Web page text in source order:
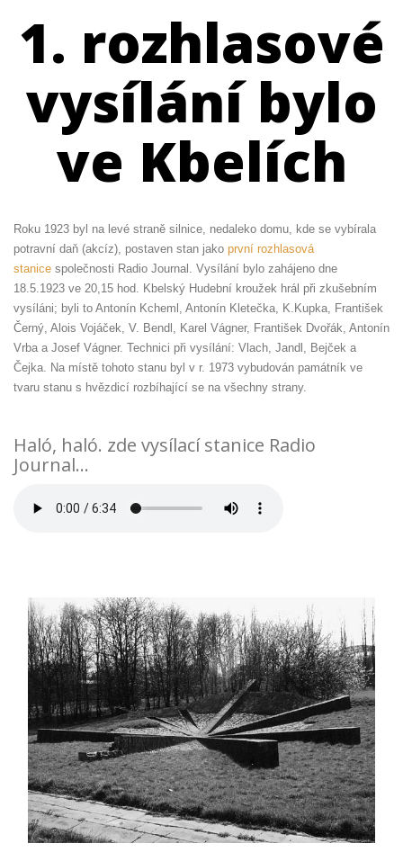
1. rozhlasové
vysílání bylo
ve Kbelích
Roku 1923 byl na levé straně silnice, nedaleko domu, kde se vybírala
potravní daň (akcíz), postaven stan jako první rozhlasová
stanice společnosti Radio Journal. Vysílání bylo zahájeno dne
18.5.1923 ve 20,15 hod. Kbelský Hudební kroužek hrál při zkušebním
vysíláni; byli to Antonín Kcheml, Antonín Kletečka, K.Kupka, František
Černý, Alois Vojáček, V. Bendl, Karel Vágner, František Dvořák, Antonín
Vrba a Josef Vágner. Technici při vysílání: Vlach, Jandl, Bejček a
Čejka. Na místě tohoto stanu byl v r. 1973 vybudován památník ve
tvaru stanu s hvězdicí rozbíhající se na všechny strany.
Haló, haló. zde vysílací stanice Radio
Journal…